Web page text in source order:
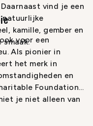
vind je een
natuurlijke
kamille, gember en
smaak.voor een
Als pionier in
het merk in
en
Foundation
je niet alleen van
smaak en